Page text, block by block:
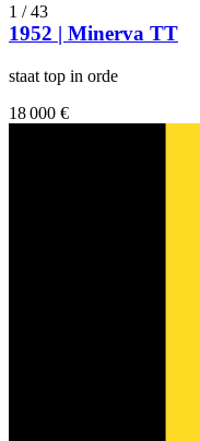
1 /43
1952 | Minerva TT
staat top in orde
18 000 €